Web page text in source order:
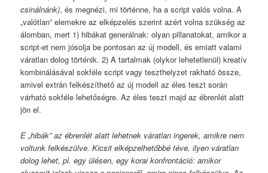
csinálnánk), és megnézi, mi történne, ha a script valós volna. A
„valótlan” elemekre az elképzelés szerint azért volna szükség az
álomban, mert 1) hibákat generálnak: olyan pillanatokat, amikor a
script-et nem jósolja be pontosan az új modell, és emiatt valami
váratlan dolog történik. 2) A tartalmak (olykor lehetetlenül) kreatív
kombinálásával sokféle script vagy teszthelyzet rakható össze,
amivel extrán felkészíthető az új modell az éles teszt során
várható sokféle lehetőségre. Az éles teszt majd az ébrenlét alatt
jön el.
E „hibák” az ébrenlét alatt lehetnek váratlan ingerek, amikre nem
voltunk felkészülve. Kicsit elképzelhetőbbé téve, ilyen váratlan
dolog lehet, pl. egy ülésen, egy korai konfrontáció: amikor